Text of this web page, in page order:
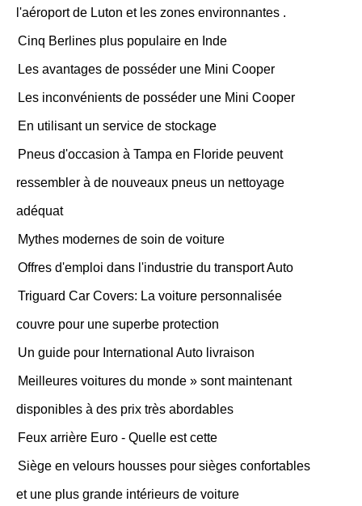
l'aéroport de Luton et les zones environnantes .
Cinq Berlines plus populaire en Inde
Les avantages de posséder une Mini Cooper
Les inconvénients de posséder une Mini Cooper
En utilisant un service de stockage
Pneus d'occasion à Tampa en Floride peuvent
ressembler à de nouveaux pneus un nettoyage
adéquat
Mythes modernes de soin de voiture
Offres d'emploi dans l'industrie du transport Auto
Triguard Car Covers: La voiture personnalisée
couvre pour une superbe protection
Un guide pour International Auto livraison
Meilleures voitures du monde » sont maintenant
disponibles à des prix très abordables
Feux arrière Euro - Quelle est cette
Siège en velours housses pour sièges confortables
et une plus grande intérieurs de voiture